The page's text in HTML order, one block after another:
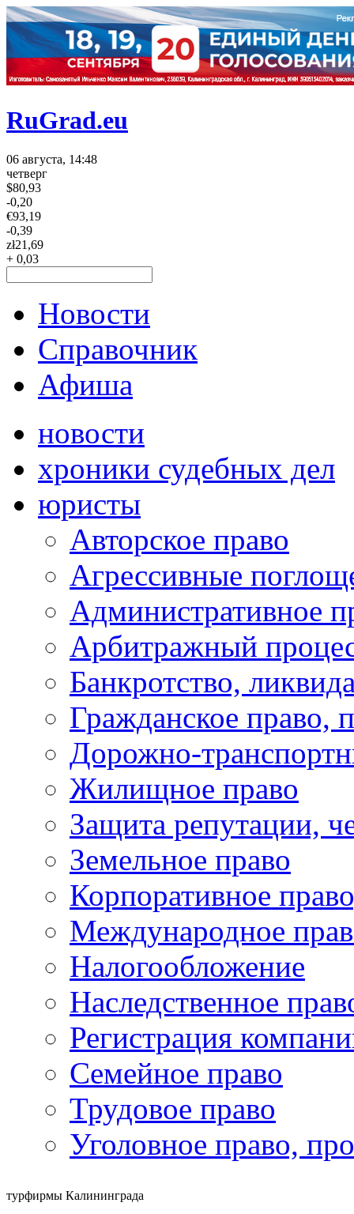
RuGrad.eu
06 августа, 14:48
четверг
$80,93
-0,20
€93,19
-0,39
zł21,69
+ 0,03
Новости
Справочник
Афиша
новости
хроники судебных дел
юристы
Авторское право
Агрессивные
Административное
Арбитражный
Банкротство,
Гражданское право,
Дорожно-
Жилищное право
Защита репутации,
Земельное право
Корпоративное
Международное
Налогообложение
Наследственное
Регистрация
Семейное право
Трудовое право
Уголовное право,
турфирмы Калининграда